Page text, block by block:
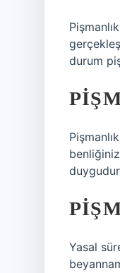
durum
Yasal